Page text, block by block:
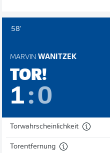
58'
MARVIN WANITZEK
TOR!
1:0
Torwahrscheinlichkeit
Torentfernung